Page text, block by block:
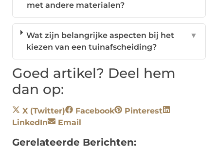
met andere materialen?
Wat zijn belangrijke aspecten bij het
kiezen van een tuinafscheiding?
▼
Goed artikel? Deel hem
dan op:
X (Twitter) Facebook
Pinterest
LinkedIn
Email
Gerelateerde Berichten: